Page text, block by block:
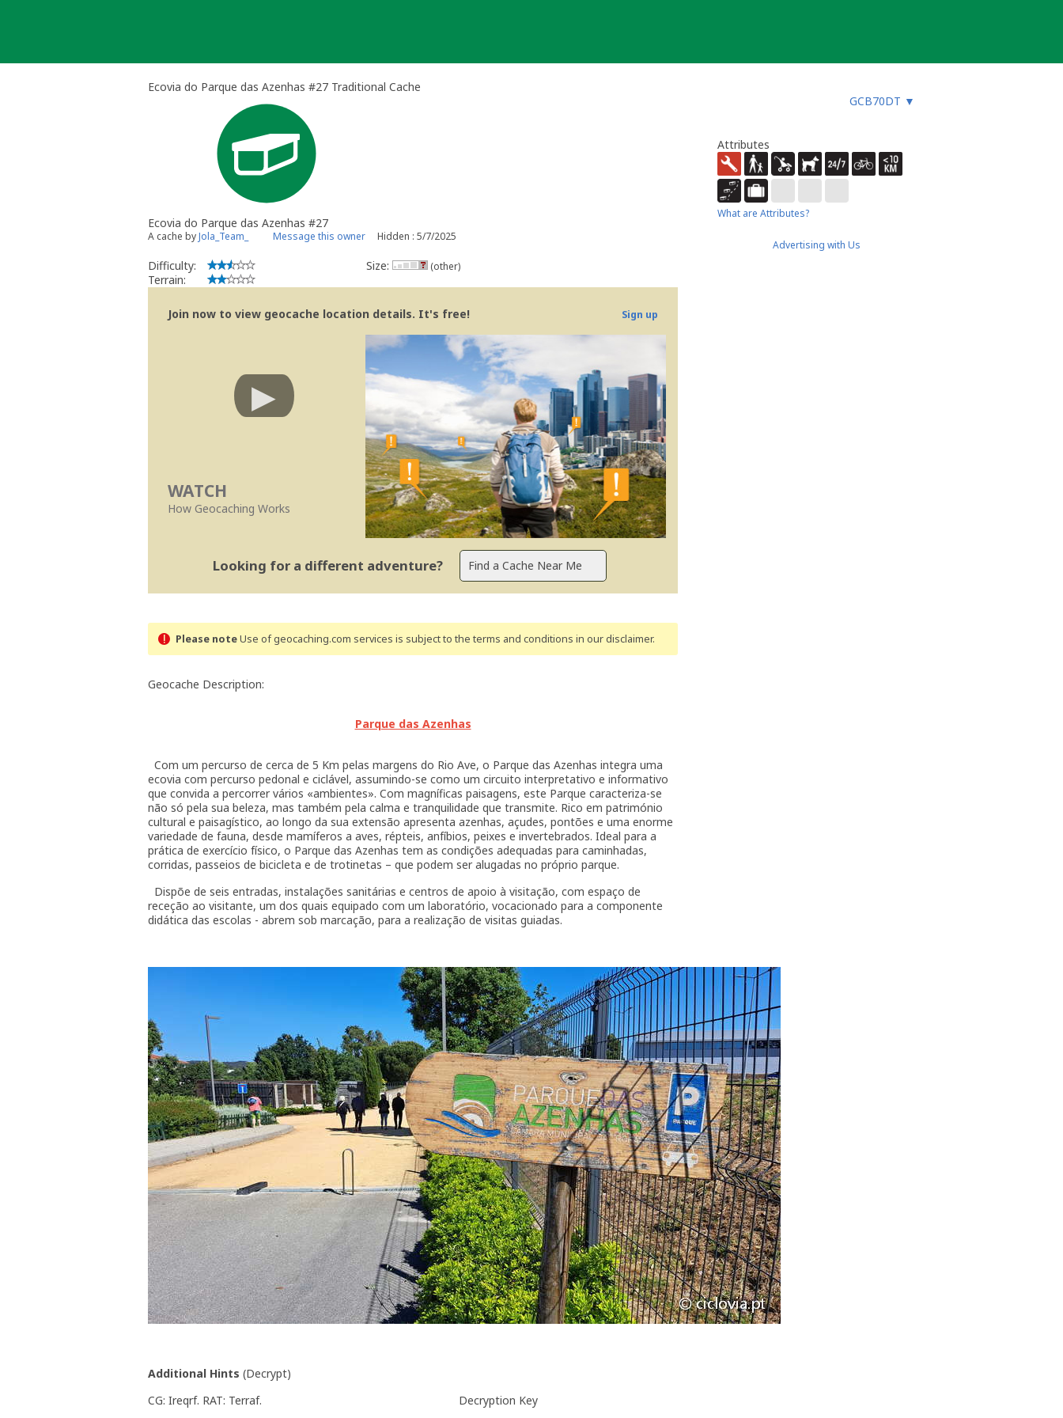
Ecovia do Parque das Azenhas #27 Traditional Cache
GCB70DT ▼
Ecovia do Parque das Azenhas #27
A cache byJola_Team_ Message this owner Hidden : 5/7/2025
Difficulty:
Terrain:
Size: (other)
Join now to view geocache location details. It's free! Sign up
WATCH
How Geocaching Works
Looking for a different adventure?
Please noteUse of geocaching.com services is subject to the terms and conditions in our disclaimer.
Geocache Description:
Parque das Azenhas
Com um percurso de cerca de 5 Km pelas margens do Rio Ave, o Parque das Azenhas integra uma
ecovia com percurso pedonal e ciclável, assumindo-se como um circuito interpretativo e informativo
que convida a percorrer vários «ambientes». Com magníficas paisagens, este Parque caracteriza-se
não só pela sua beleza, mas também pela calma e tranquilidade que transmite. Rico em património
cultural e paisagístico, ao longo da sua extensão apresenta azenhas, açudes, pontões e uma enorme
variedade de fauna, desde mamíferos a aves, répteis, anfíbios, peixes e invertebrados. Ideal para a
prática de exercício físico, o Parque das Azenhas tem as condições adequadas para caminhadas,
corridas, passeios de bicicleta e de trotinetas – que podem ser alugadas no próprio parque.
Dispõe de seis entradas, instalações sanitárias e centros de apoio à visitação, com espaço de
receção ao visitante, um dos quais equipado com um laboratório, vocacionado para a componente
didática das escolas - abrem sob marcação, para a realização de visitas guiadas.
Additional Hints (Decrypt)
CG: Ireqrf. RAT: Terraf.
Decryption Key
Attributes
What are Attributes?
Advertising with Us